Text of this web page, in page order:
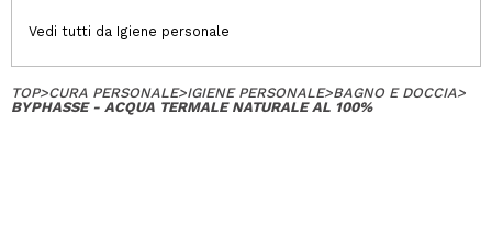
Vedi tutti da Igiene personale
TOP>CURA PERSONALE>IGIENE PERSONALE>BAGNO E DOCCIA>
BYPHASSE - ACQUA TERMALE NATURALE AL 100%